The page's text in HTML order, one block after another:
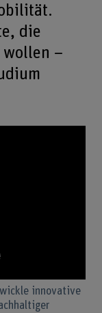
die
–
innovative